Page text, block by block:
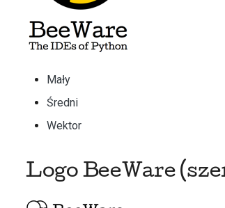
Mały
Średni
Wektor
Logo BeeWare